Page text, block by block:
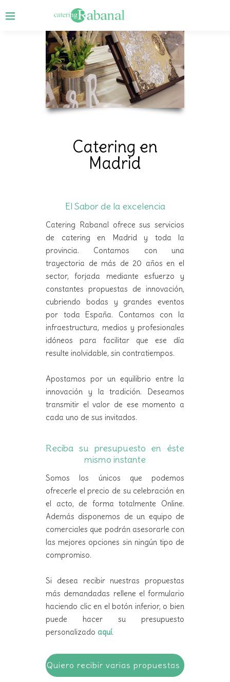
Catering en
Madrid
El Sabor de la excelencia
Catering Rabanal ofrece sus servicios
de catering en Madrid y toda la
provincia. Contamos con una
trayectoria de más de 20 años en el
sector, forjada mediante esfuerzo y
constantes propuestas de innovación,
cubriendo bodas y grandes eventos
por toda España. Contamos con la
infraestructura, medios y profesionales
idóneos para facilitar que ese día
resulte inolvidable, sin contratiempos.
Apostamos por un equilibrio entre la
innovación y la tradición. Deseamos
transmitir el valor de ese momento a
cada uno de sus invitados.
Reciba su presupuesto en éste
mismo instante
Somos los únicos que podemos
ofrecerle el precio de su celebración en
el acto, de forma totalmente Online.
Además disponemos de un equipo de
comerciales que podrán asesorarle con
las mejores opciones sin ningún tipo de
compromiso.
Si desea recibir nuestras propuestas
más demandadas rellene el formulario
haciendo clic en el botón inferior, o bien
puede hacer su presupuesto
personalizado aquí.
Quiero recibir varias propuestas